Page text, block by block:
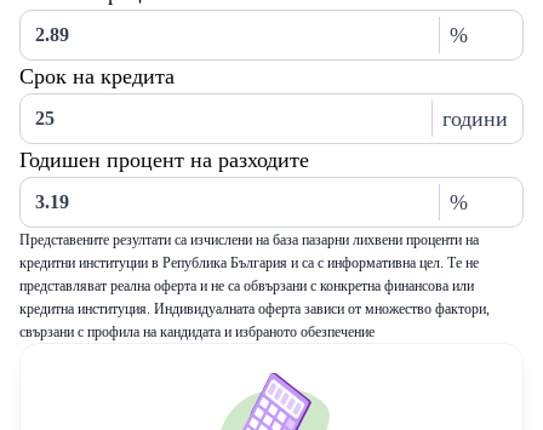
%
Срок на кредита
години
Годишен процент на разходите
%
Представените резултати са изчислени на база пазарни лихвени проценти на
кредитни институции в Република България и са с информативна цел. Те не
представляват реална оферта и не са обвързани с конкретна финансова или
кредитна институция. Индивидуалната оферта зависи от множество фактори,
свързани с профила на кандидата и избраното обезпечение